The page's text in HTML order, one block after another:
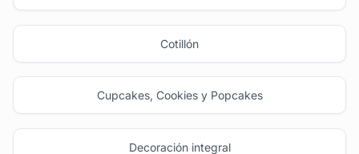
Cotillón
Cupcakes, Cookies y Popcakes
Decoración integral